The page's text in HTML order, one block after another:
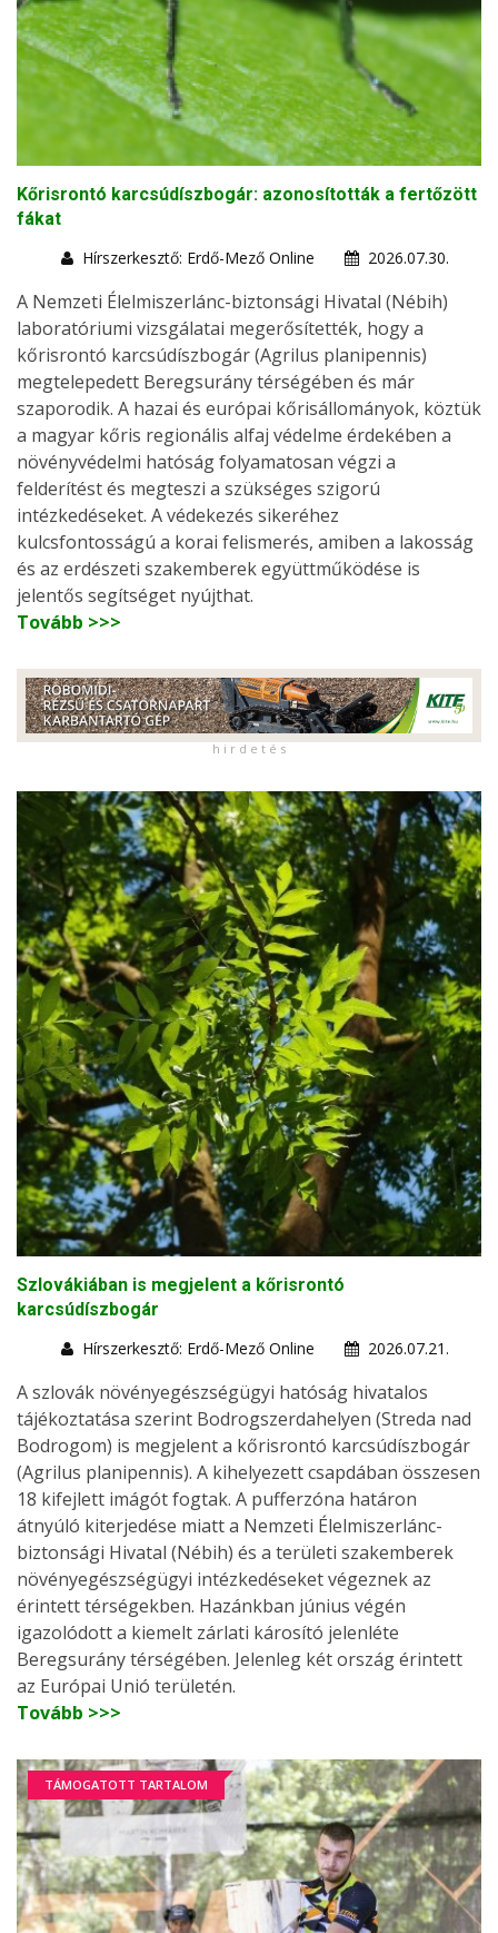
Kőrisrontó karcsúdíszbogár: azonosították a fertőzött
fákat
Hírszerkesztő: Erdő-Mező Online
2026.07.30.
A Nemzeti Élelmiszerlánc-biztonsági Hivatal (Nébih)
laboratóriumi vizsgálatai megerősítették, hogy a
kőrisrontó karcsúdíszbogár (Agrilus planipennis)
megtelepedett Beregsurány térségében és már
szaporodik. A hazai és európai kőrisállományok, köztük
a magyar kőris regionális alfaj védelme érdekében a
növényvédelmi hatóság folyamatosan végzi a
felderítést és megteszi a szükséges szigorú
intézkedéseket. A védekezés sikeréhez
kulcsfontosságú a korai felismerés, amiben a lakosság
és az erdészeti szakemberek együttműködése is
jelentős segítséget nyújthat.
Tovább >>>
h i r d e t é s
Szlovákiában is megjelent a kőrisrontó
karcsúdíszbogár
Hírszerkesztő: Erdő-Mező Online
2026.07.21.
A szlovák növényegészségügyi hatóság hivatalos
tájékoztatása szerint Bodrogszerdahelyen (Streda nad
Bodrogom) is megjelent a kőrisrontó karcsúdíszbogár
(Agrilus planipennis). A kihelyezett csapdában összesen
18 kifejlett imágót fogtak. A pufferzóna határon
átnyúló kiterjedése miatt a Nemzeti Élelmiszerlánc-
biztonsági Hivatal (Nébih) és a területi szakemberek
növényegészségügyi intézkedéseket végeznek az
érintett térségekben. Hazánkban június végén
igazolódott a kiemelt zárlati károsító jelenléte
Beregsurány térségében. Jelenleg két ország érintett
az Európai Unió területén.
Tovább >>>
TÁMOGATOTT TARTALOM